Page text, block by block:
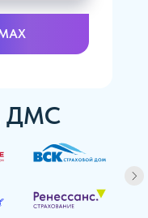
ДМС